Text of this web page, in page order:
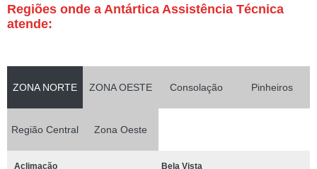
Regiões onde a Antártica Assistência Técnica
atende:
ZONA NORTE ZONA OESTE Consolação Pinheiros
Região Central Zona Oeste
Aclimação Bela Vista